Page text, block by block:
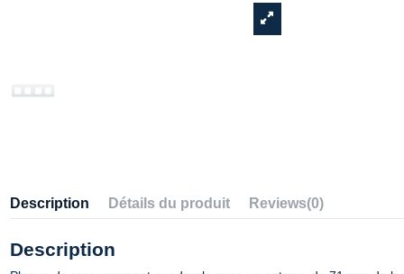
Description Détails du produit Reviews(0)
Description